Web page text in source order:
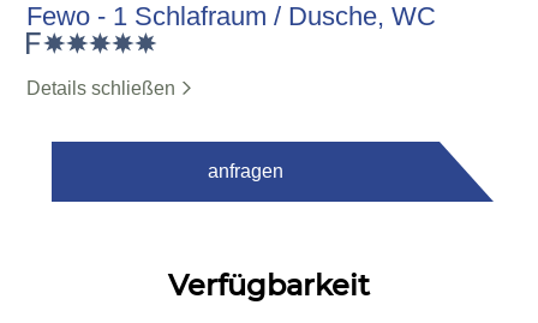
Fewo - 1 Schlafraum / Dusche, WC
Details schließen
anfragen
Verfügbarkeit